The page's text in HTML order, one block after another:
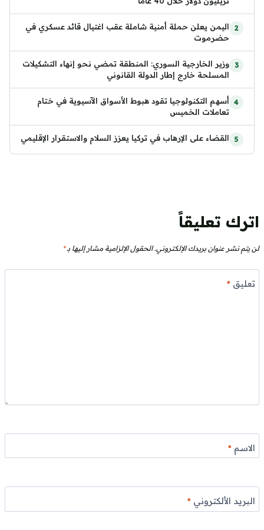
اليمن يعلن حملة أمنية شاملة عقب اغتيال قائد عسكري في
حضرموت
وزير الخارجية السوري: المنطقة تمضي نحو إنهاء التشكيلات
المسلحة خارج إطار الدولة القانوني
أسهم التكنولوجيا تقود هبوط الأسواق الآسيوية في ختام
تعاملات الخميس
القضاء على الإرهاب في تركيا يعزز السلام والاستقرار الإقليمي
اترك تعليقاً
لن يتم نشر عنوان بريدك الإلكتروني. الحقول الإلزامية مشار إليها بـ*
تعليق*
الاسم*
البريد الألكتروني*